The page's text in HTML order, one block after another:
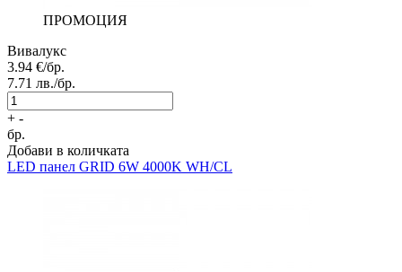
ПРОМОЦИЯ
Вивалукс
3.94 €/бр.
7.71 лв./бр.
+ -
бр.
Добави в количката
LED панел GRID 6W 4000K WH/CL